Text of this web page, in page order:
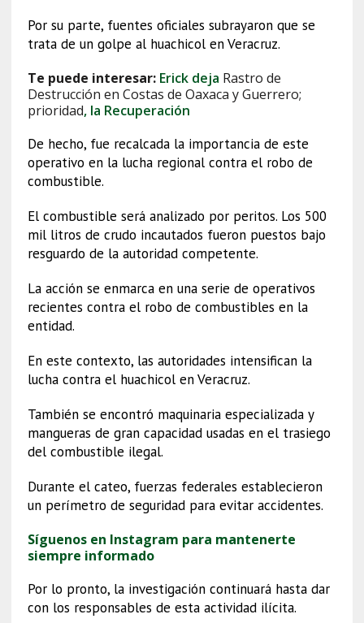
Por su parte, fuentes oficiales subrayaron que se
trata de un golpe al huachicol en Veracruz.
Te puede interesar: Erick deja Rastro de
Destrucción en Costas de Oaxaca y Guerrero;
prioridad, la Recuperación
De hecho, fue recalcada la importancia de este
operativo en la lucha regional contra el robo de
combustible.
El combustible será analizado por peritos. Los 500
mil litros de crudo incautados fueron puestos bajo
resguardo de la autoridad competente.
La acción se enmarca en una serie de operativos
recientes contra el robo de combustibles en la
entidad.
En este contexto, las autoridades intensifican la
lucha contra el huachicol en Veracruz.
También se encontró maquinaria especializada y
mangueras de gran capacidad usadas en el trasiego
del combustible ilegal.
Durante el cateo, fuerzas federales establecieron
un perímetro de seguridad para evitar accidentes.
Síguenos en Instagram para mantenerte
siempre informado
Por lo pronto, la investigación continuará hasta dar
con los responsables de esta actividad ilícita.